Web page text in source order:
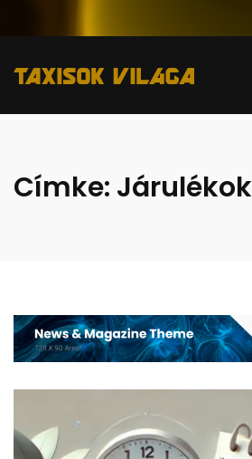
Címke: Járulékok